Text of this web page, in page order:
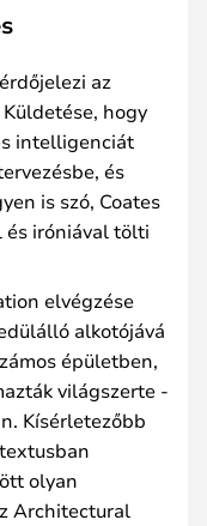
az
hogy
intelligenciát
és
is szó, Coates
és iróniával tölti
elvégzése
alkotójává
épületben,
világszerte -
Kísérletezőbb
olyan
Architectural